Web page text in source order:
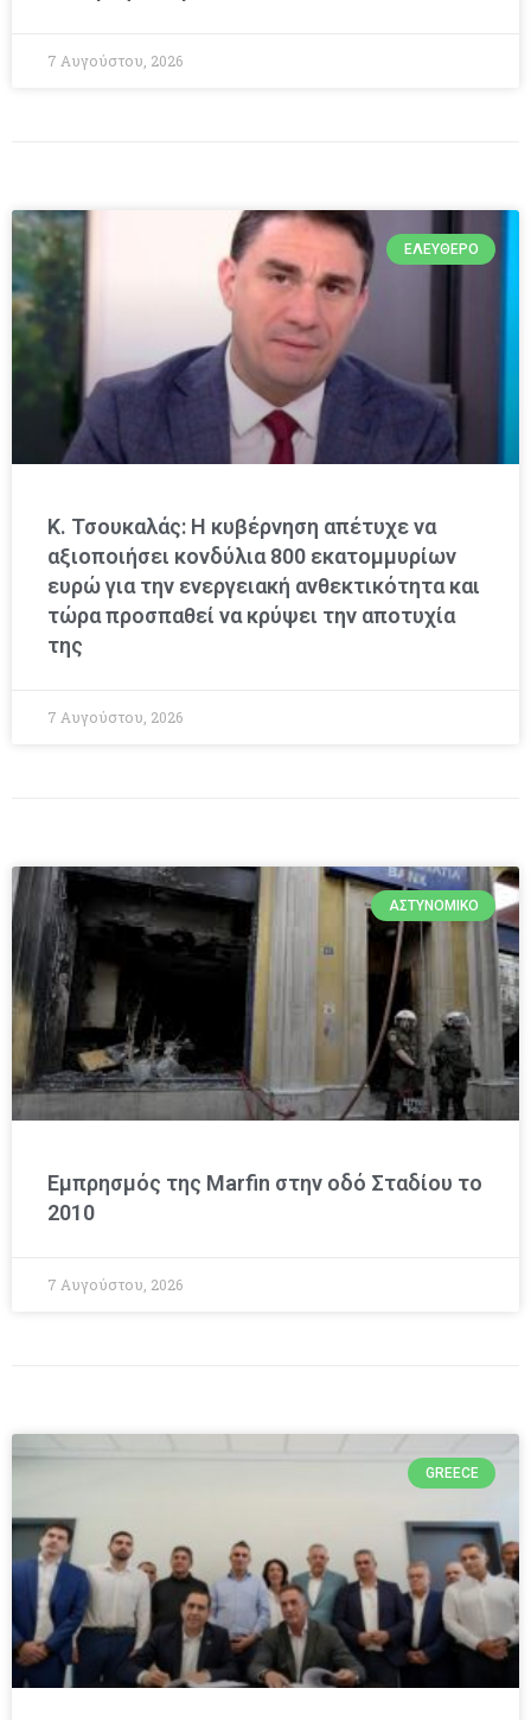
7 Αυγούστου, 2026
ΕΛΕΎΘΕΡΟ
Κ. Τσουκαλάς: Η κυβέρνηση απέτυχε να
αξιοποιήσει κονδύλια 800 εκατομμυρίων
ευρώ για την ενεργειακή ανθεκτικότητα και
τώρα προσπαθεί να κρύψει την αποτυχία
της
7 Αυγούστου, 2026
ΑΣΤΥΝΟΜΙΚΌ
Εμπρησμός της Marfin στην οδό Σταδίου το
2010
7 Αυγούστου, 2026
GREECE